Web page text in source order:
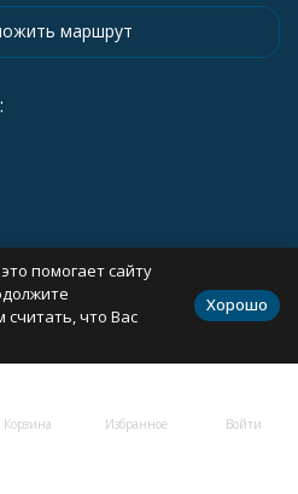
Корзина Избранное Войти
маршрут
Карта сайта
помогает сайту
что Вас
Хорошо